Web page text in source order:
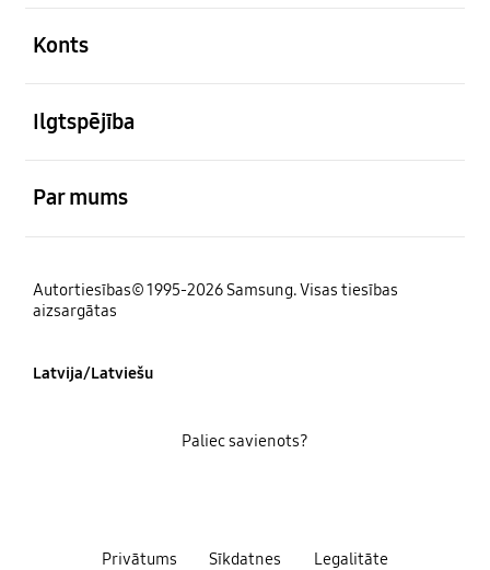
Konts
Ilgtspējība
Par mums
Autortiesības© 1995-2026 Samsung. Visas tiesības
aizsargātas
Latvija/Latviešu
Privātums Sīkdatnes Legalitāte
Paliec savienots?